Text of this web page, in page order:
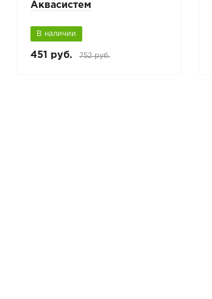
Аквасистем
В наличии
451 руб. 752 руб.